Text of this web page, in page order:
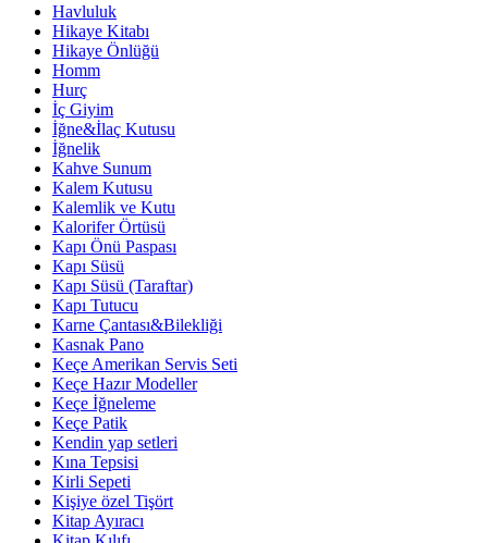
Havluluk
Hikaye Kitabı
Hikaye Önlüğü
Homm
Hurç
İç Giyim
İğne&İlaç Kutusu
İğnelik
Kahve Sunum
Kalem Kutusu
Kalemlik ve Kutu
Kalorifer Örtüsü
Kapı Önü Paspası
Kapı Süsü
Kapı Süsü (Taraftar)
Kapı Tutucu
Karne Çantası&Bilekliği
Kasnak Pano
Keçe Amerikan Servis Seti
Keçe Hazır Modeller
Keçe İğneleme
Keçe Patik
Kendin yap setleri
Kına Tepsisi
Kirli Sepeti
Kişiye özel Tişört
Kitap Ayıracı